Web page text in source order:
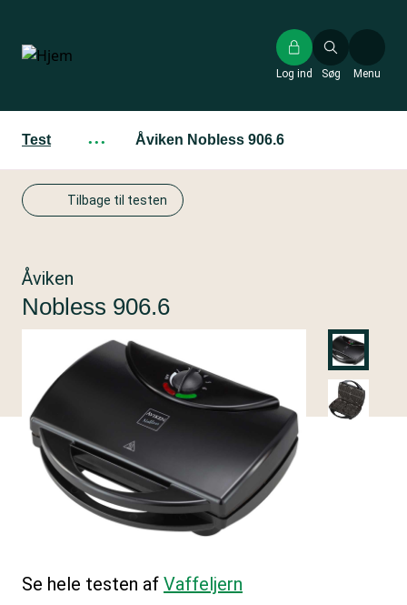
hovedindhold
Søg
Log ind Menu
Test ··· Åviken Nobless 906.6
Tilbage til testen
Åviken
Nobless 906.6
Se hele testen af Vaffeljern